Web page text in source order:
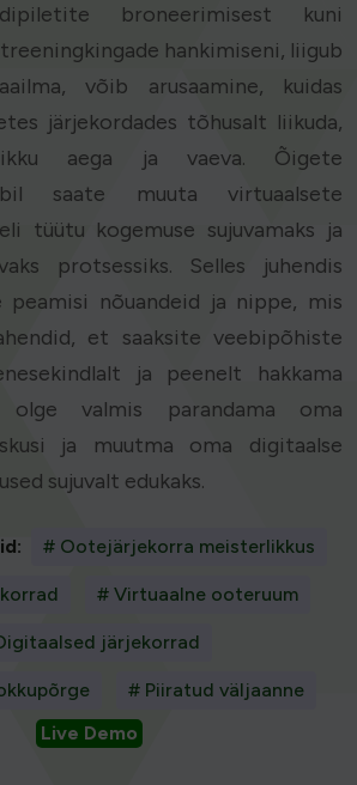
broneerimisest kuni
hankimiseni, liigub
võib arusaamine, kuidas
järjekordades tõhusalt liikuda,
aega ja vaeva. Õigete
saate muuta virtuaalsete
tüütu kogemuse sujuvamaks ja
protsessiks. Selles juhendis
nõuandeid ja nippe, mis
et saaksite veebipõhiste
ja peenelt hakkama
valmis parandama oma
ja muutma oma digitaalse
sujuvalt edukaks.
# Ootejärjekorra meisterlikkus
# Virtuaalne ooteruum
järjekorrad
# Piiratud väljaanne
Live Demo